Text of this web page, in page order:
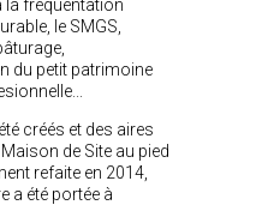
la fréquentation
le SMGS,
du petit patrimoine
créés et des aires
de Site au pied
refaite en 2014,
a été portée à